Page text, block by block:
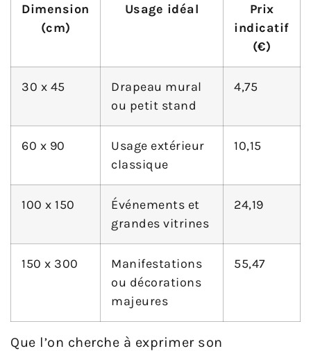
Dimension
(cm)
Usage idéal
Prix
indicatif
(€)
30 x 45
Drapeau mural
ou petit stand
4,75
60 x 90
Usage extérieur
classique
10,15
100 x 150
Événements et
grandes vitrines
24,19
150 x 300
Manifestations
ou décorations
majeures
55,47
Que l’on cherche à exprimer son